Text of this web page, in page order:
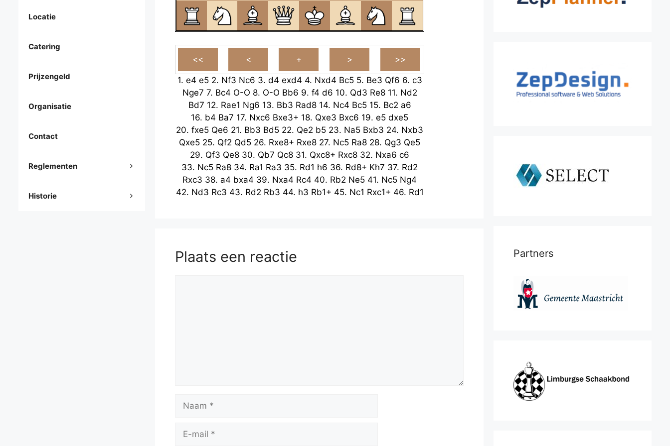
1. e4 e5 2. Nf3 Nc6 3. d4 exd4 4. Nxd4 Bc5 5. Be3 Qf6 6. c3
Nge7 7. Bc4 O-O 8. O-O Bb6 9. f4 d6 10. Qd3 Re8 11. Nd2
Bd7 12. Rae1 Ng6 13. Bb3 Rad8 14. Nc4 Bc5 15. Bc2 a6
16. b4 Ba7 17. Nxc6 Bxe3+ 18. Qxe3 Bxc6 19. e5 dxe5
20. fxe5 Qe6 21. Bb3 Bd5 22. Qe2 b5 23. Na5 Bxb3 24. Nxb3
Qxe5 25. Qf2 Qd5 26. Rxe8+ Rxe8 27. Nc5 Ra8 28. Qg3 Qe5
29. Qf3 Qe8 30. Qb7 Qc8 31. Qxc8+ Rxc8 32. Nxa6 c6
33. Nc5 Ra8 34. Ra1 Ra3 35. Rd1 h6 36. Rd8+ Kh7 37. Rd2
Rxc3 38. a4 bxa4 39. Nxa4 Rc4 40. Rb2 Ne5 41. Nc5 Ng4
42. Nd3 Rc3 43. Rd2 Rb3 44. h3 Rb1+ 45. Nc1 Rxc1+ 46. Rd1
Plaats een reactie
mail
Locatie
Catering
Prijzengeld
Organisatie
Contact
Reglementen
Historie
Partners